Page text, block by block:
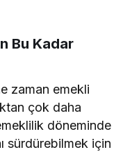
Bu Kadar
zaman emekli
çok daha
döneminde
sürdürebilmek için